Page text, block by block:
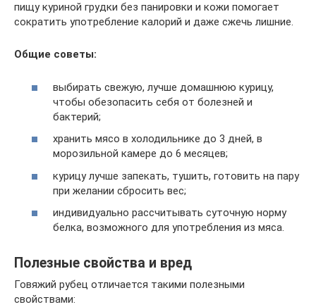
пищу куриной грудки без панировки и кожи помогает
сократить употребление калорий и даже сжечь лишние.
Общие советы:
выбирать свежую, лучше домашнюю курицу,
чтобы обезопасить себя от болезней и
бактерий;
хранить мясо в холодильнике до 3 дней, в
морозильной камере до 6 месяцев;
курицу лучше запекать, тушить, готовить на пару
при желании сбросить вес;
индивидуально рассчитывать суточную норму
белка, возможного для употребления из мяса.
Полезные свойства и вред
Говяжий рубец отличается такими полезными
свойствами: